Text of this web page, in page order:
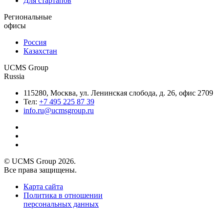
Региональные
офисы
Россия
Казахстан
UCMS Group
Russia
115280, Москва, ул. Ленинская слобода, д. 26, офис 2709
Тел: +7 495 225 87 39
info.ru@ucmsgroup.ru
© UCMS Group 2026.
Все права защищены.
Карта сайта
Политика в отношении
персональных данных